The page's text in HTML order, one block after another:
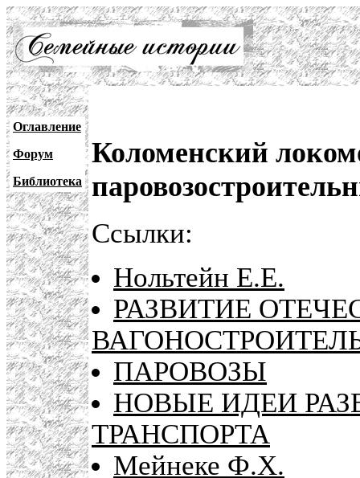
Оглавление
Форум
Библиотека
Коломенский
Ссылки:
Нольтейн Е.Е.
РАЗВИТИЕ
ПАРОВОЗЫ
НОВЫЕ ИДЕИ
ТРАНСПОРТА
Мейнеке Ф.Х.